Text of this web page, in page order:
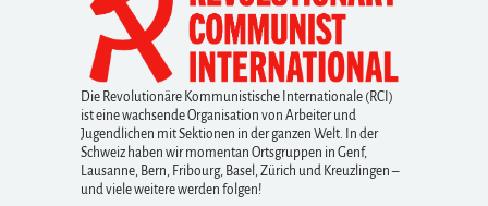
Die Revolutionäre Kommunistische Internationale (RCI)
ist eine wachsende Organisation von Arbeiter und
Jugendlichen mit Sektionen in der ganzen Welt. In der
Schweiz haben wir momentan Ortsgruppen in Genf,
Lausanne, Bern, Fribourg, Basel, Zürich und Kreuzlingen –
und viele weitere werden folgen!